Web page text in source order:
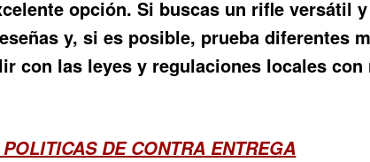
opción. Si buscas un rifle versátil
y, si es posible, prueba diferentes
con las leyes y regulaciones locales con
DE CONTRA ENTREGA